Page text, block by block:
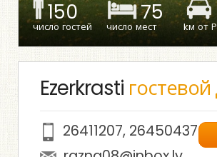
150
число гостей
75
число мест kм от
Ezerkrasti
26411207, 26450437